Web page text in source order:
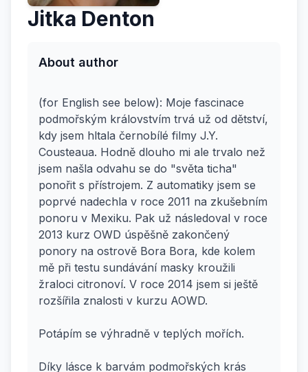
Jitka Denton
About author
(for English see below): Moje fascinace
podmořským královstvím trvá už od dětství,
kdy jsem hltala černobílé filmy J.Y.
Cousteaua. Hodně dlouho mi ale trvalo než
jsem našla odvahu se do "světa ticha"
ponořit s přístrojem. Z automatiky jsem se
poprvé nadechla v roce 2011 na zkušebním
ponoru v Mexiku. Pak už následoval v roce
2013 kurz OWD úspěšně zakončený
ponory na ostrově Bora Bora, kde kolem
mě při testu sundávání masky kroužili
žraloci citronoví. V roce 2014 jsem si ještě
rozšířila znalosti v kurzu AOWD.
Potápím se výhradně v teplých mořích.
Díky lásce k barvám podmořských krás